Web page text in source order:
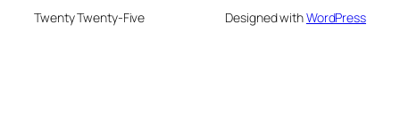
Twenty Twenty-Five Designed withWordPress